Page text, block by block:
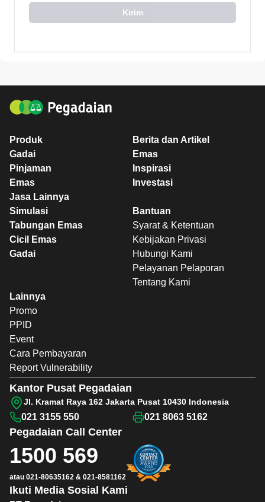
Kirim
Produk
Gadai
Pinjaman
Emas
Jasa Lainnya
Berita dan Artikel
Emas
Inspirasi
Investasi
Simulasi
Tabungan Emas
Cicil Emas
Gadai
Bantuan
Syarat & Ketentuan
Kebijakan Privasi
Hubungi Kami
Pelayanan Pelaporan
Tentang Kami
Lainnya
Promo
PPID
Event
Cara Pembayaran
Report Vulnerability
Ikuti Media Sosial Kami
Pegadaian Call Center
1500 569
atau 021-80635162 & 021-8581162
Kantor Pusat Pegadaian
Jl. Kramat Raya 162 Jakarta Pusat 10430 Indonesia
021 3155 550 021 8063 5162